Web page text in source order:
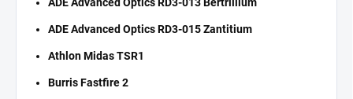
ADE Advanced Optics RD3-013 Bertrillium
ADE Advanced Optics RD3-015 Zantitium
Athlon Midas TSR1
Burris Fastfire 2